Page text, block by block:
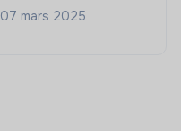
07 mars 2025